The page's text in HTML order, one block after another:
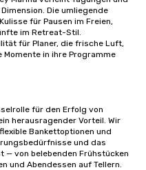
Die umliegende
für Pausen im Freien,
im Retreat-Stil.
für Planer, die frische Luft,
in ihre Programme
für den Erfolg von
herausragender Vorteil. Wir
Bankettoptionen und
und das
— von belebenden Frühstücken
und Abendessen auf Tellern.